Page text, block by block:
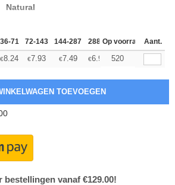
Natural
36-71 72-143 144-287 288 + Meer
Op voorraadAant.
€8.24 €7.93 €7.49 €6.93 +
520
vanaf €129.00!